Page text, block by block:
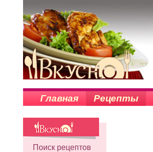
Главная Рецепты
Поиск рецептов